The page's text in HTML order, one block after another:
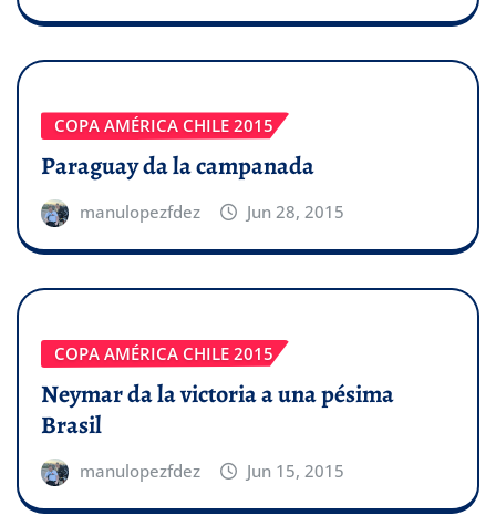
COPA AMÉRICA CHILE 2015
Paraguay da la campanada
manulopezfdez Jun 28, 2015
COPA AMÉRICA CHILE 2015
Neymar da la victoria a una pésima
Brasil
manulopezfdez Jun 15, 2015